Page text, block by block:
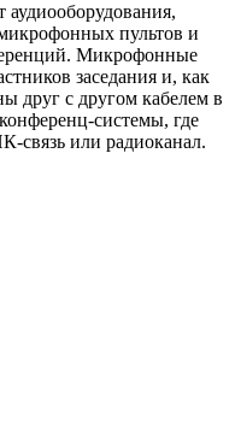
пультов и
Микрофонные
заседания и, как
друг с другом кабелем в
системы, где
связь или радиоканал.